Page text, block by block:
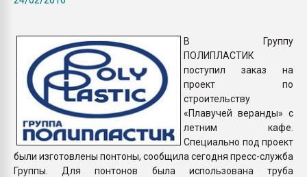
ПЕРЕЙТИ НА
В Группу
ПОЛИПЛАСТИК
поступил заказ на
проект по
строительству
«Плавучей веранды» с
летним кафе.
Специально под проект
были изготовлены понтоны, сообщила сегодня пресс-служба
Группы. Для понтонов была использована труба